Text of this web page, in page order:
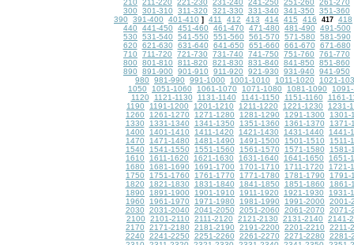
210
211-220 221-230 231-240 241-250 251-260
261-270
300
301-310 311-320 321-330 331-340 341-350
351-360
390
391-400 401-410 ] 411 412 413 414 415 416 417 418
440
441-450 451-460 461-470 471-480 481-490
491-500
530
531-540 541-550 551-560 561-570 571-580
581-590
620
621-630 631-640 641-650 651-660 661-670
671-680
710
711-720 721-730 731-740 741-750 751-760
761-770
800
801-810 811-820 821-830 831-840 841-850
851-860
890
891-900 901-910 911-920 921-930 931-940
941-950
980
981-990 991-1000 1001-1010 1011-1020
1021-
1050
1051-1060 1061-1070 1071-1080 1081-1090
1120
1121-1130 1131-1140 1141-1150 1151-1160
1161-
1190
1191-1200 1201-1210 1211-1220 1221-1230
1231-
1260
1261-1270 1271-1280 1281-1290 1291-1300
1301-
1330
1331-1340 1341-1350 1351-1360 1361-1370
1371-
1400
1401-1410 1411-1420 1421-1430 1431-1440
1441-
1470
1471-1480 1481-1490 1491-1500 1501-1510
1511-
1540
1541-1550 1551-1560 1561-1570 1571-1580
1581-
1610
1611-1620 1621-1630 1631-1640 1641-1650
1651-
1680
1681-1690 1691-1700 1701-1710 1711-1720
1721-
1750
1751-1760 1761-1770 1771-1780 1781-1790
1791-
1820
1821-1830 1831-1840 1841-1850 1851-1860
1861-
1890
1891-1900 1901-1910 1911-1920 1921-1930
1931-
1960
1961-1970 1971-1980 1981-1990 1991-2000
2001-
2030
2031-2040 2041-2050 2051-2060 2061-2070
2071-
2100
2101-2110 2111-2120 2121-2130 2131-2140
2141-
2170
2171-2180 2181-2190 2191-2200 2201-2210
2211-
2240
2241-2250 2251-2260 2261-2270 2271-2280
2281-